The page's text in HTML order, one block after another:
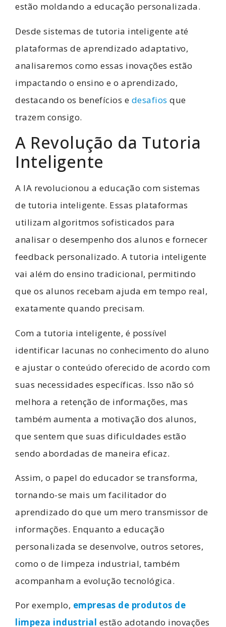
estão moldando a educação personalizada.
Desde sistemas de tutoria inteligente até
plataformas de aprendizado adaptativo,
analisaremos como essas inovações estão
impactando o ensino e o aprendizado,
destacando os benefícios e desafios que
trazem consigo.
A Revolução da Tutoria
Inteligente
A IA revolucionou a educação com sistemas
de tutoria inteligente. Essas plataformas
utilizam algoritmos sofisticados para
analisar o desempenho dos alunos e fornecer
feedback personalizado. A tutoria inteligente
vai além do ensino tradicional, permitindo
que os alunos recebam ajuda em tempo real,
exatamente quando precisam.
Com a tutoria inteligente, é possível
identificar lacunas no conhecimento do aluno
e ajustar o conteúdo oferecido de acordo com
suas necessidades específicas. Isso não só
melhora a retenção de informações, mas
também aumenta a motivação dos alunos,
que sentem que suas dificuldades estão
sendo abordadas de maneira eficaz.
Assim, o papel do educador se transforma,
tornando-se mais um facilitador do
aprendizado do que um mero transmissor de
informações. Enquanto a educação
personalizada se desenvolve, outros setores,
como o de limpeza industrial, também
acompanham a evolução tecnológica.
Por exemplo, empresas de produtos de
limpeza industrial estão adotando inovações